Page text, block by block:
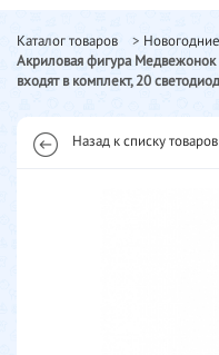
Каталог товаров >
Акриловая фигура Медвежонок
входят в комплект, 20
Назад к списку товаров